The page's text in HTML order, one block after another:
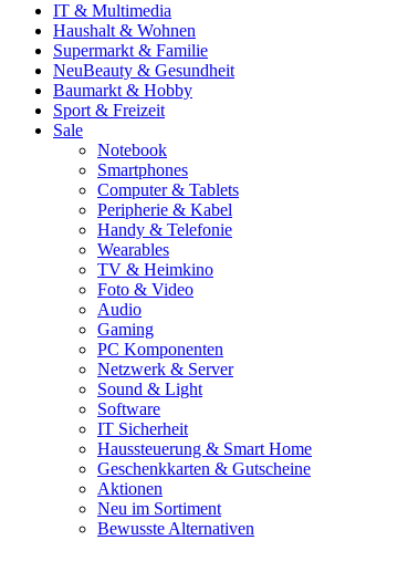
IT & Multimedia
Haushalt & Wohnen
Supermarkt & Familie
NeuBeauty & Gesundheit
Baumarkt & Hobby
Sport & Freizeit
Sale
Notebook
Smartphones
Computer & Tablets
Peripherie & Kabel
Handy & Telefonie
Wearables
TV & Heimkino
Foto & Video
Audio
Gaming
PC Komponenten
Netzwerk & Server
Sound & Light
Software
IT Sicherheit
Haussteuerung & Smart Home
Geschenkkarten & Gutscheine
Aktionen
Neu im Sortiment
Bewusste Alternativen